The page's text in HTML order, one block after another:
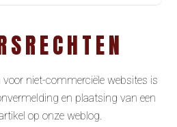
niet-commerciële websites is
en plaatsing van een
op onze weblog.